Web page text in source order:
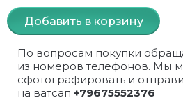
Хурма
Черешни
Рябина
Рябина черноплодная
Роза ругоза
Розы фиолетовые
Добавить в корзину
По вопросам покупки
из номеров телефонов. Мы
сфотографировать и
на ватсап +79675552376